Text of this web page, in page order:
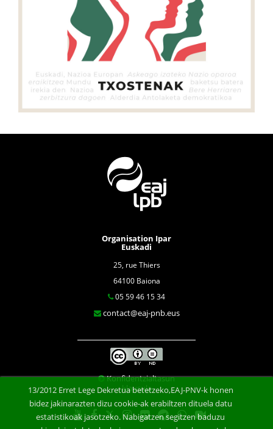
Organisation Ipar
Euskadi
25, rue Thiers
64100 Baiona
05 59 46 15 34
contact@eaj-pnb.eus
Konfidentzialtasun
klausula
13/2012 Erret Lege Dekretua betetzeko,EAJ-PNV-k honen
bidez jakinarazten dizu cookie-ak erabiltzen dituela datu
estatistikoak jasotzeko. Nabigatzen segitzen baduzu